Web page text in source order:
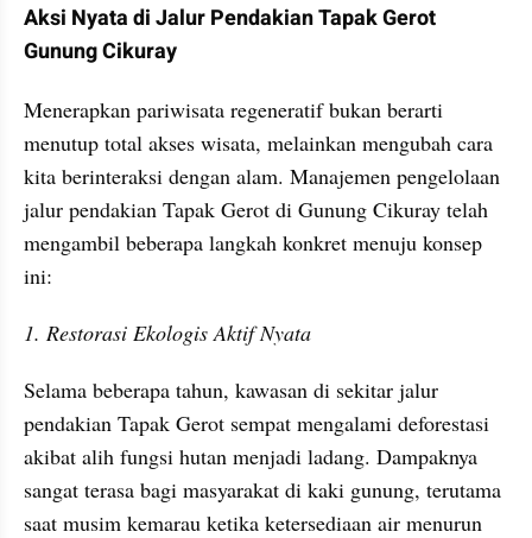
Aksi Nyata di Jalur Pendakian Tapak Gerot
Gunung Cikuray
Menerapkan pariwisata regeneratif bukan berarti
menutup total akses wisata, melainkan mengubah cara
kita berinteraksi dengan alam. Manajemen pengelolaan
jalur pendakian Tapak Gerot di Gunung Cikuray telah
mengambil beberapa langkah konkret menuju konsep
ini:
1. Restorasi Ekologis Aktif Nyata
Selama beberapa tahun, kawasan di sekitar jalur
pendakian Tapak Gerot sempat mengalami deforestasi
akibat alih fungsi hutan menjadi ladang. Dampaknya
sangat terasa bagi masyarakat di kaki gunung, terutama
saat musim kemarau ketika ketersediaan air menurun